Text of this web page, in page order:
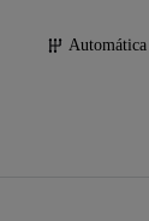
Automática